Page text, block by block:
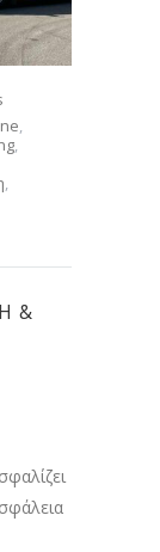
,
,
,
&